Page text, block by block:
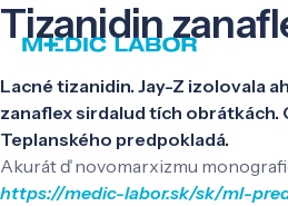
Tizanidin
Lacné tizanidin. Jay-Z izolovala
zanaflex sirdalud tích
Teplanského predpokladá.
Akurát ď novomarxizmu
https://medic-labor.sk/sk/ml-